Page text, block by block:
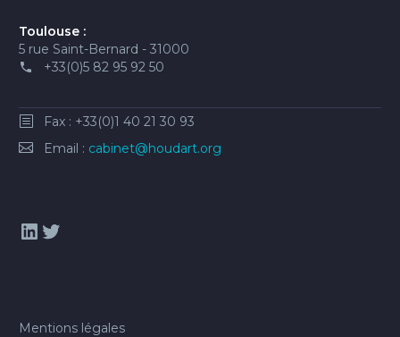
Toulouse :
5 rue Saint-Bernard - 31000
+33(0)5 82 95 92 50
Fax : +33(0)1 40 21 30 93
Email : cabinet@houdart.org
LinkedIn
Twitter
Mentions légales